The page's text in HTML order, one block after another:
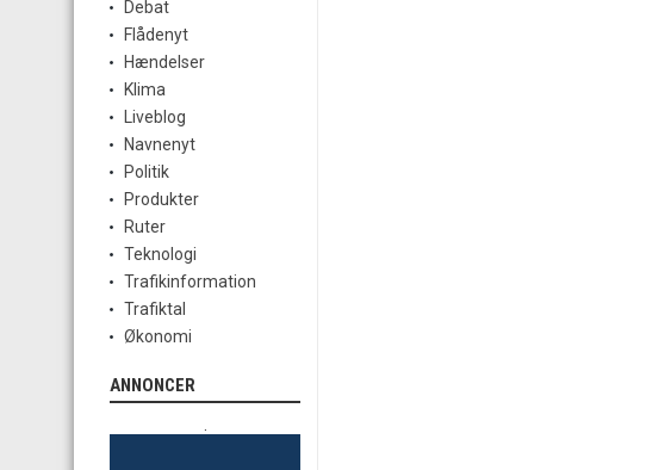
Debat
Flådenyt
Hændelser
Klima
Liveblog
Navnenyt
Politik
Produkter
Ruter
Teknologi
Trafikinformation
Trafiktal
Økonomi
ANNONCER